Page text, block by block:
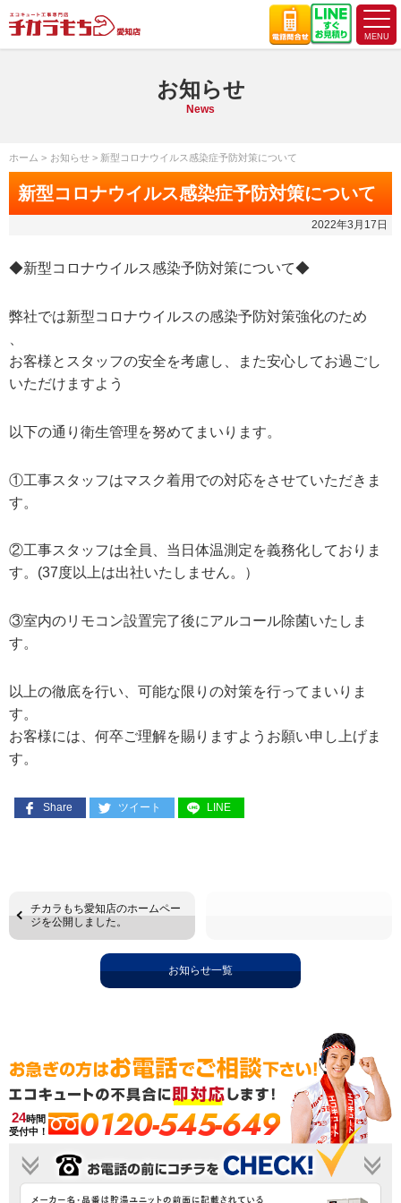
お知らせ
News
ホーム お知らせ 新型コロナウイルス感染症予防対策について
新型コロナウイルス感染症予防対策について
2022年3月17日
◆新型コロナウイルス感染予防対策について◆
弊社では新型コロナウイルスの感染予防対策強化のため
お客様とスタッフの安全を考慮し、また安心してお過ごし
いただけますよう
以下の通り衛生管理を努めてまいります。
①工事スタッフはマスク着用での対応をさせていただきま
す。
②工事スタッフは全員、当日体温測定を義務化しておりま
す。(37度以上は出社いたしません。）
③室内のリモコン設置完了後にアルコール除菌いたしま
す。
以上の徹底を行い、可能な限りの対策を行ってまいりま
す。
お客様には、何卒ご理解を賜りますようお願い申し上げま
す。
Share ツイート LINE
チカラもち愛知店のホームペー
ジを公開しました。
お知らせ一覧
24時間
受付中！
0120-545-649